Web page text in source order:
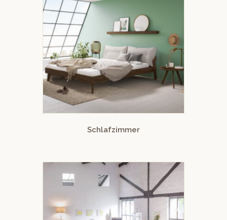
Schlafzimmer